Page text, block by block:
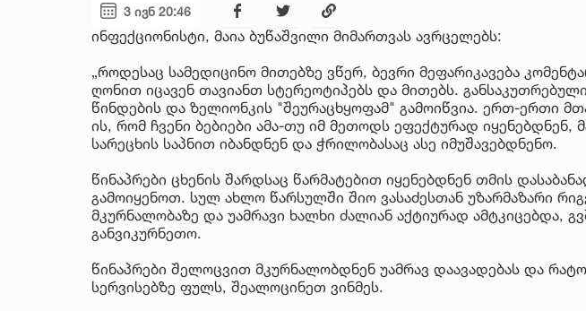
3 ივნ 20:46
ინფექციონისტი, მაია ბუწაშვილი მიმართვას ავრცელებს:
„როდესაც სამედიცინო მითებზე ვწერ, ბევრი მეფარიკავება
ღონით იცავენ თავიანთ სტერეოტიპებს და მითებს.
წინდების და ზელიონკის "შეურაცხყოფამ" გამოიწვია. ერთ-ერთი
ის, რომ ჩვენი ბებიები ამა-თუ იმ მეთოდს ეფექტურად იყენებდნენ,
სარეცხის საპნით იბანდნენ და ჭრილობასაც ასე იმუშავებდნენო.
წინაპრები ცხენის შარდსაც წარმატებით იყენებდნენ თმის
გამოიყენოთ. სულ ახლო წარსულში შიო ვასაძესთან უზარმაზარი
მკურნალობაზე და უამრავი ხალხი ძალიან აქტიურად ამტკიცებდა,
განვიკურნეთო.
წინაპრები შელოცვით მკურნალობდნენ უამრავ დაავადებას და
სერვისებზე ფულს, შეალოცინეთ ვინმეს.